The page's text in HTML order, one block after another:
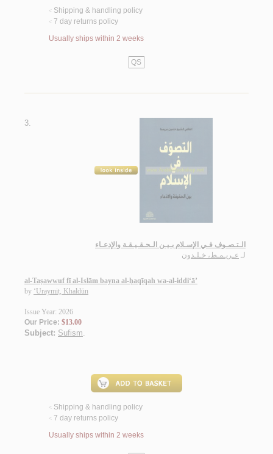
< Shipping & handling policy
< 7 day returns policy
Usually ships within 2 weeks
QS
3.
الـتـصـوف فـي الإسـلام بـيـن الـحـقـيـقـة والإدعـاء
لـ عـريـمـط، خـلـدون
al-Taṣawwuf fī al-Islām bayna al-ḥaqīqah wa-al-iddi‘ā’
by ‘Uraymiṭ, Khaldūn
Issue Year: 2026
Our Price: $13.00
Subject: Sufism.
< Shipping & handling policy
< 7 day returns policy
Usually ships within 2 weeks